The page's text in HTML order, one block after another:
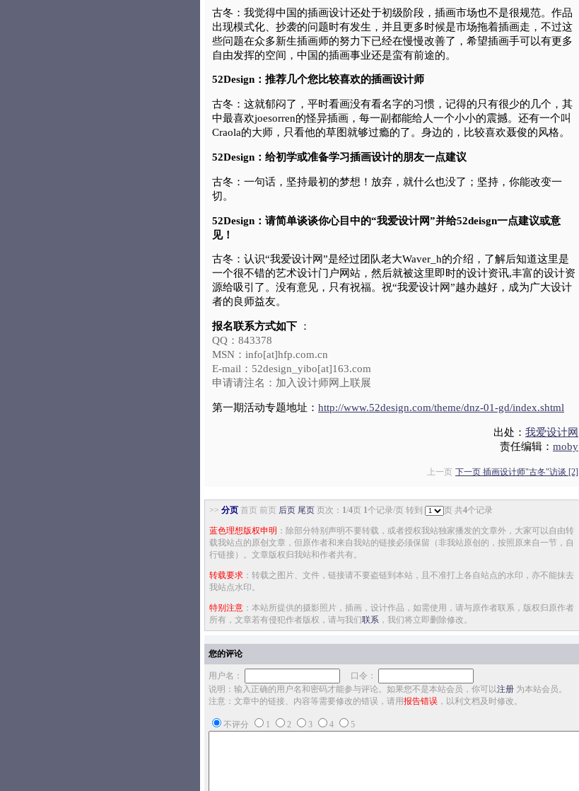
古冬：我觉得中国的插画设计还处于初级阶段，插画市场也不是很规范。作品
出现模式化、抄袭的问题时有发生，并且更多时候是市场拖着插画走，不过这
些问题在众多新生插画师的努力下已经在慢慢改善了，希望插画手可以有更多
自由发挥的空间，中国的插画事业还是蛮有前途的。
52Design：推荐几个您比较喜欢的插画设计师
古冬：这就郁闷了，平时看画没有看名字的习惯，记得的只有很少的几个，其
中最喜欢joesorren的怪异插画，每一副都能给人一个小小的震撼。还有一个叫
Craola的大师，只看他的草图就够过瘾的了。身边的，比较喜欢聂俊的风格。
52Design：给初学或准备学习插画设计的朋友一点建议
古冬：一句话，坚持最初的梦想！放弃，就什么也没了；坚持，你能改变一
切。
52Design：请简单谈谈你心目中的“我爱设计网”并给52deisgn一点建议或意
见！
古冬：认识“我爱设计网”是经过团队老大Waver_h的介绍，了解后知道这里是
一个很不错的艺术设计门户网站，然后就被这里即时的设计资讯,丰富的设计资
源给吸引了。没有意见，只有祝福。祝“我爱设计网”越办越好，成为广大设计
者的良师益友。
报名联系方式如下 ：
QQ：843378
MSN：info[at]hfp.com.cn
E-mail：52design_yibo[at]163.com
申请请注名：加入设计师网上联展
第一期活动专题地址： http://www.52design.com/theme/dnz-01-gd/index.shtml
出处： 我爱设计网
责任编辑： moby
上一页 下一页 插画设计师"古冬"访谈 [2]
>> 分页 首页 前页 后页 尾页 页次： 1/4页 1个记录/页 转到 页 共4个记录
蓝色理想版权申明 ：除部分特别声明不要转载，或者授权我站独家播发的文章外，大家可以自由转
载我站点的原创文章，但原作者和来自我站的链接必须保留（非我站原创的，按照原来自一节，自
行链接）。文章版权归我站和作者共有。
转载要求 ：转载之图片、文件，链接请不要盗链到本站，且不准打上各自站点的水印，亦不能抹去
我站点水印。
特别注意 ：本站所提供的摄影照片，插画，设计作品，如需使用，请与原作者联系，版权归原作者
所有，文章若有侵犯作者版权，请与我们联系 ，我们将立即删除修改。
您的评论
用户名：
口令：
说明：输入正确的用户名和密码才能参与评论。如果您不是本站会员，你可以注册 为本站会员。
注意：文章中的链接、内容等需要修改的错误，请用报告错误 ，以利文档及时修改。
不评分 1 2 3 4 5